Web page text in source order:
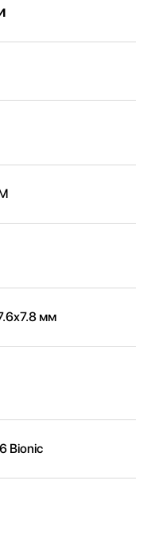
мм
Bionic